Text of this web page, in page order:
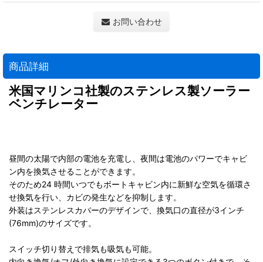
お問い合わせ
商品詳細
米国マリンコ社製のステンレス製ソーラー
ベンチレーター
昼間の太陽で内部の電池を充電し、夜間は電池のパワーでキャビ
ン内を換気させることができます。
そのため24 時間いつでもボートキャビン内に新鮮な空気を循環さ
せ換気を行い、カビの発生などを抑制します。
外装はステンレスカバーのデザインで、換気口の直径が3インチ
(76mm)のサイズです。
スイッチ切り替えで排気も吸気も可能。